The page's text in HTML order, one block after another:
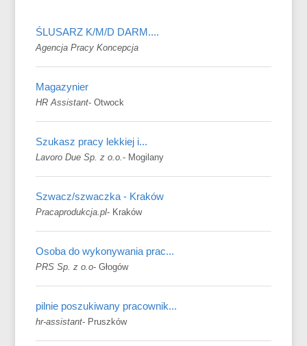
ŚLUSARZ K/M/D DARM....
Agencja Pracy Koncepcja
Magazynier
HR Assistant-Otwock
Szukasz pracy lekkiej i...
Lavoro Due Sp. z o.o.- Mogilany
Szwacz/szwaczka - Kraków
Pracaprodukcja.pl- Kraków
Osoba do wykonywania prac...
PRS Sp. z o.o-Głogów
pilnie poszukiwany pracownik...
hr-assistant- Pruszków